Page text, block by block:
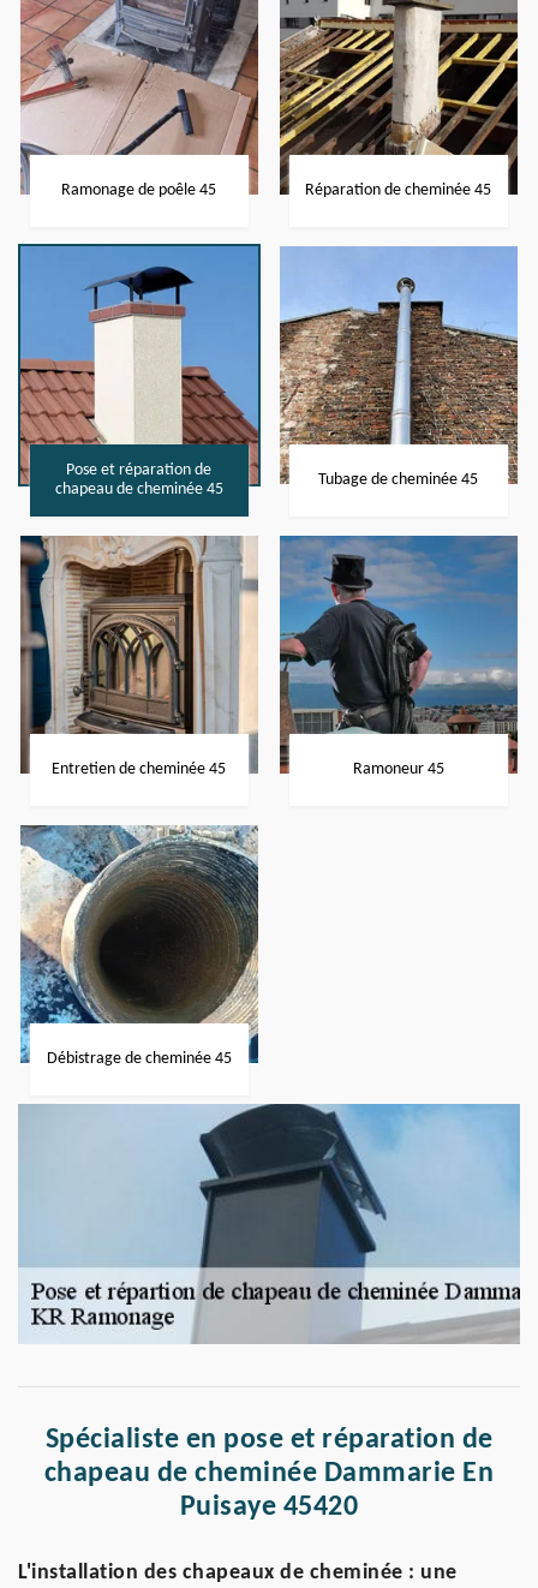
Ramonage de poêle 45 Réparation de cheminée 45
Pose et réparation de
chapeau de cheminée 45
Tubage de cheminée 45
Entretien de cheminée 45 Ramoneur 45
Débistrage de cheminée 45
Spécialiste en pose et réparation de
chapeau de cheminée Dammarie En
Puisaye 45420
L'installation des chapeaux de cheminée : une